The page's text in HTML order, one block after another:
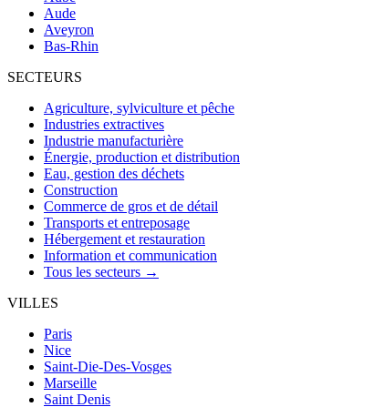
Aude
Aveyron
Bas-Rhin
SECTEURS
Agriculture, sylviculture et pêche
Industries extractives
Industrie manufacturière
Énergie, production et distribution
Eau, gestion des déchets
Construction
Commerce de gros et de détail
Transports et entreposage
Hébergement et restauration
Information et communication
Tous les secteurs →
VILLES
Paris
Nice
Saint-Die-Des-Vosges
Marseille
Saint Denis